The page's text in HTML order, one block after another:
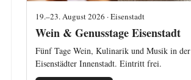
19.–23. August 2026 · Eisenstadt
Wein & Genusstage Eisenstadt
Fünf Tage Wein, Kulinarik und Musik in der
Eisenstädter Innenstadt. Eintritt frei.